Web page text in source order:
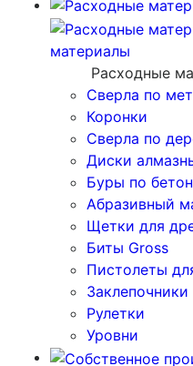
материалы
Расходные
Сверла по
Коронки
Сверла по
Диски
Буры по
Абразивный
Щетки для
Биты Gross
Пистолеты
Заклепочники
Рулетки
Уровни